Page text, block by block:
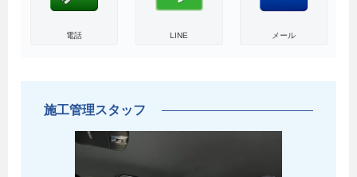
電話 LINE メール
施工管理スタッフ